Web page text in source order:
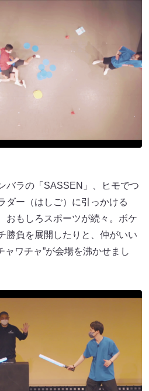
バラの「SASSEN」、ヒモでつ
ダー（はしご）に引っかける
おもしろスポーツが続々。ボケ
勝負を展開したりと、仲がいい
ャワチャ”が会場を沸かせまし